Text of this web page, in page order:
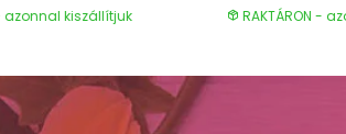
azonnal kiszállítjuk RAKTÁRON -